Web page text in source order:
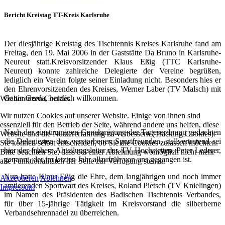
Bericht Kreistag TT-Kreis Karlsruhe
Der diesjährige Kreistag des Tischtennis Kreises Karlsruhe fand am
Freitag, den 19. Mai 2006 in der Gaststätte Da Bruno in Karlsruhe-
Neureut statt.Kreisvorsitzender Klaus Eßig (TTC Karlsruhe-
Neureut) konnte zahlreiche Delegierte der Vereine begrüßen,
lediglich ein Verein folgte seiner Einladung nicht. Besonders hies er
den Ehrenvorsitzenden des Kreises, Werner Laber (TV Malsch) mit
Gattin Gerda, herzlich willkommen.
Nach der einstimmigen Genehmigung der Tagesordnung gedachten
die Delegierten den verstorbenen Sportfreunden, stellvertretend sei
hier der frühere Abteilungsleiter des TV Hochstetten, Peter Lederer,
genannt, der im letzten Jahr allzufrüh von uns gegangen ist.
Nun hatte Klaus Eßig die Ehre, dem langjährigen und noch immer
amtierenden Sportwart des Kreises, Roland Pietsch (TV Knielingen)
im Namen des Präsidenten des Badischen Tischtennis Verbandes,
für über 15-jährige Tätigkeit im Kreisvorstand die silberberne
Verbandsehrennadel zu überreichen.
Wir benutzen Cookies
Wir nutzen Cookies auf unserer Website. Einige von ihnen sind
essenziell für den Betrieb der Seite, während andere uns helfen, diese
Website und die Nutzererfahrung zu verbessern (Tracking Cookies).
Sie können selbst entscheiden, ob Sie die Cookies zulassen möchten.
Bitte beachten Sie, dass bei einer Ablehnung womöglich nicht mehr
alle Funktionalitäten der Seite zur Verfügung stehen.
Akzeptieren Ablehnen
Impressum